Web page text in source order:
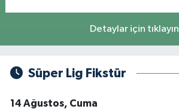
Detaylar için tıklayın
Süper Lig Fikstür
14 Ağustos, Cuma